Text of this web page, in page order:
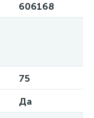
606168
75
Да